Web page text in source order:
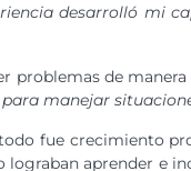
desarrolló mi
problemas de
manejar
fue crecimiento
lograban aprender e